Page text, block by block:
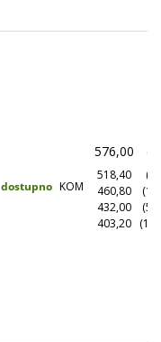
dostupno KOM
576,00
518,40
460,80
432,00
403,20